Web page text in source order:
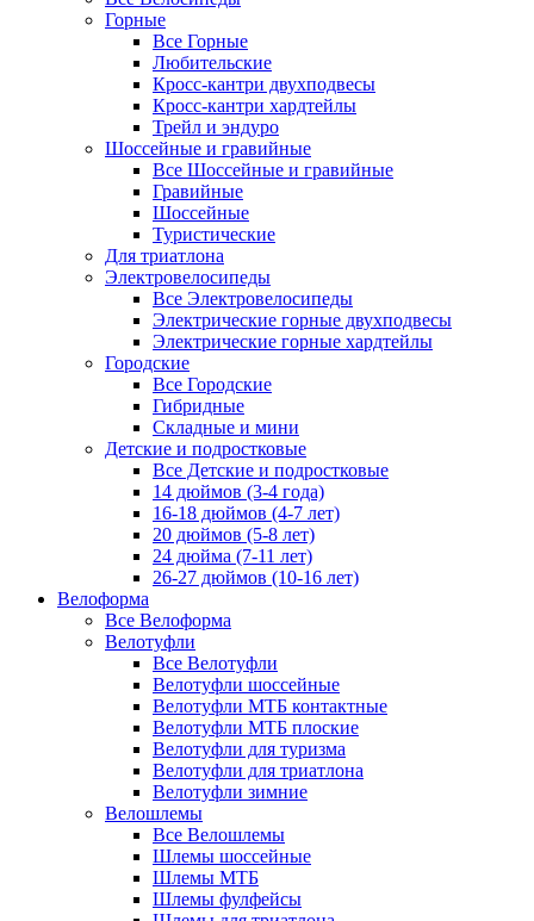
Горные
Все Горные
Любительские
Кросс-кантри двухподвесы
Кросс-кантри хардтейлы
Трейл и эндуро
Шоссейные и гравийные
Все Шоссейные и гравийные
Гравийные
Шоссейные
Туристические
Для триатлона
Электровелосипеды
Все Электровелосипеды
Электрические горные двухподвесы
Электрические горные хардтейлы
Городские
Все Городские
Гибридные
Складные и мини
Детские и подростковые
Все Детские и подростковые
14 дюймов (3-4 года)
16-18 дюймов (4-7 лет)
20 дюймов (5-8 лет)
24 дюйма (7-11 лет)
26-27 дюймов (10-16 лет)
Велоформа
Все Велоформа
Велотуфли
Все Велотуфли
Велотуфли шоссейные
Велотуфли МТБ контактные
Велотуфли МТБ плоские
Велотуфли для туризма
Велотуфли для триатлона
Велотуфли зимние
Велошлемы
Все Велошлемы
Шлемы шоссейные
Шлемы МТБ
Шлемы фулфейсы